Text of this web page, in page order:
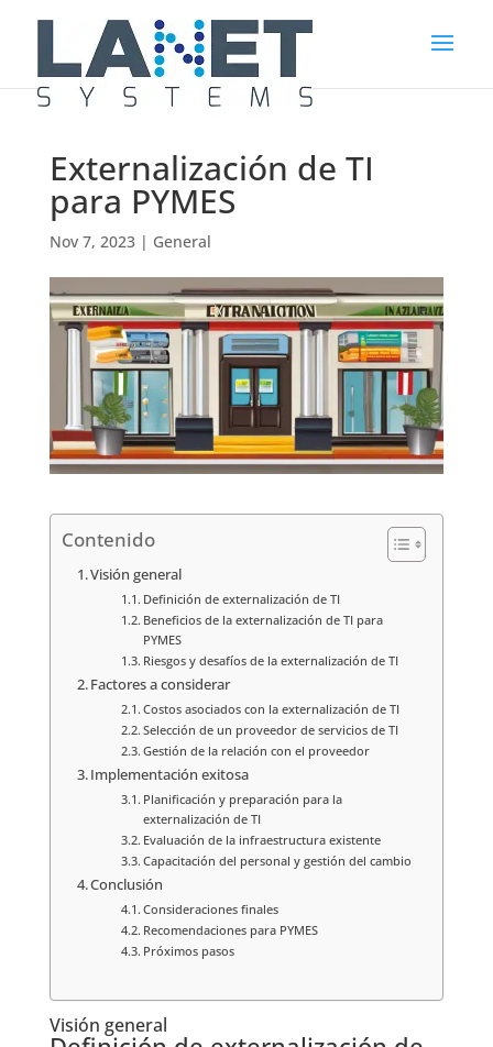
Externalización de TI
para PYMES
Nov 7, 2023| General
Contenido
Visión general
Definición de externalización de TI
Beneficios de la externalización de TI para
PYMES
Riesgos y desafíos de la externalización de TI
Factores a considerar
Costos asociados con la externalización de TI
Selección de un proveedor de servicios de TI
Gestión de la relación con el proveedor
Implementación exitosa
Planificación y preparación para la
externalización de TI
Evaluación de la infraestructura existente
Capacitación del personal y gestión del cambio
Conclusión
Consideraciones finales
Recomendaciones para PYMES
Próximos pasos
Visión general